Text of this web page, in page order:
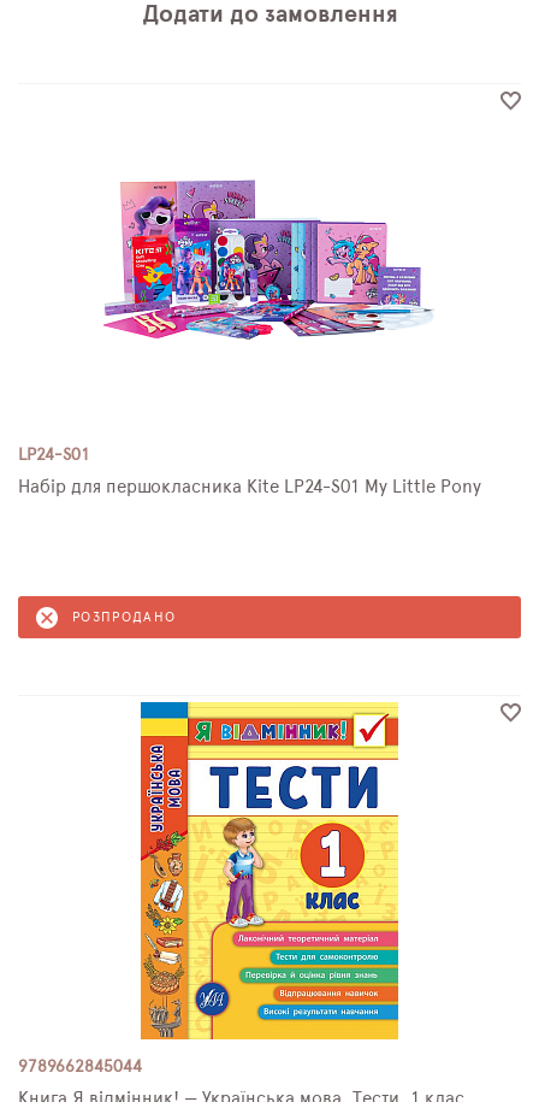
Додати до замовлення
LP24-S01
Набір для першокласника Kite LP24-S01 My Little Pony
РОЗПРОДАНО
9789662845044